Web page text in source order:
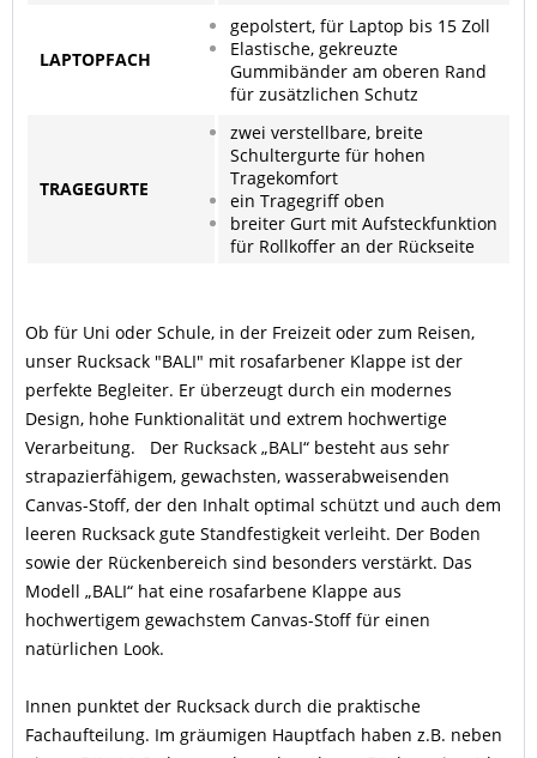
LAPTOPFACH
gepolstert, für Laptop bis 15 Zoll
Elastische, gekreuzte
Gummibänder am oberen Rand
für zusätzlichen Schutz
TRAGEGURTE
zwei verstellbare, breite
Schultergurte für hohen
Tragekomfort
ein Tragegriff oben
breiter Gurt mit Aufsteckfunktion
für Rollkoffer an der Rückseite
Ob für Uni oder Schule, in der Freizeit oder zum Reisen,
unser Rucksack "BALI" mit rosafarbener Klappe ist der
perfekte Begleiter. Er überzeugt durch ein modernes
Design, hohe Funktionalität und extrem hochwertige
Verarbeitung. Der Rucksack „BALI“ besteht aus sehr
strapazierfähigem, gewachsten, wasserabweisenden
Canvas-Stoff, der den Inhalt optimal schützt und auch dem
leeren Rucksack gute Standfestigkeit verleiht. Der Boden
sowie der Rückenbereich sind besonders verstärkt. Das
Modell „BALI“ hat eine rosafarbene Klappe aus
hochwertigem gewachstem Canvas-Stoff für einen
natürlichen Look.
Innen punktet der Rucksack durch die praktische
Fachaufteilung. Im gräumigen Hauptfach haben z.B. neben